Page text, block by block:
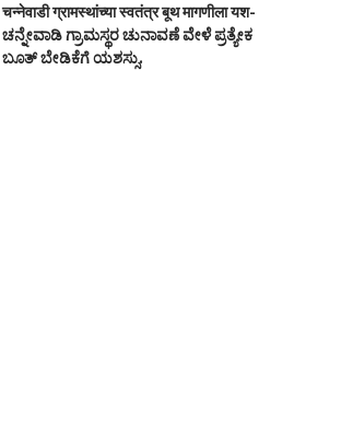
चन्नेवाडी ग्रामस्थांच्या स्वतंत्र बूथ मागणीला यश-
ಚನ್ನೇವಾಡಿ ಗ್ರಾಮಸ್ಥರ ಚುನಾವಣೆ ವೇಳೆ ಪ್ರತ್ಯೇಕ
ಬೂತ್‌ ಬೇಡಿಕೆಗೆ ಯಶಸ್ಸು.